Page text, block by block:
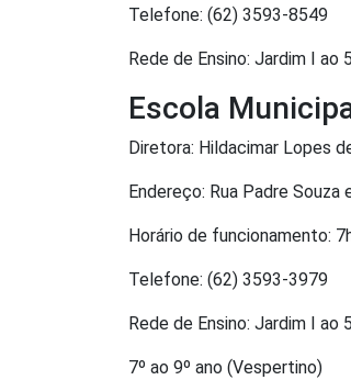
Telefone: (62) 3593-8549
Rede de Ensino: Jardim I
Escola
Diretora: Hildacimar Lopes
Endereço: Rua Padre Souza
Horário de funcionamento:
Telefone: (62) 3593-3979
Rede de Ensino: Jardim I
7º ao 9º ano (Vespertino)